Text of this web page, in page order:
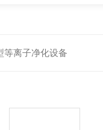
等离子净化设备